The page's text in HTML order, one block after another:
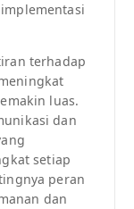
terhadap
luas.
dan
setiap
peran
dan